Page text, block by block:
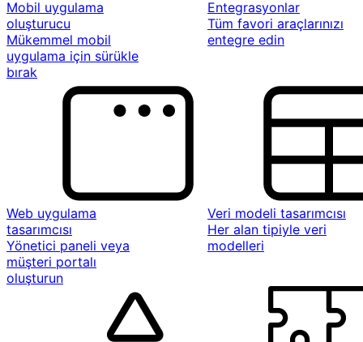
Mobil uygulama
oluşturucu
Mükemmel mobil
uygulama için sürükle
bırak
Entegrasyonlar
Tüm favori araçlarınızı
entegre edin
Web uygulama
tasarımcısı
Yönetici paneli veya
müşteri portalı
oluşturun
Veri modeli tasarımcısı
Her alan tipiyle veri
modelleri